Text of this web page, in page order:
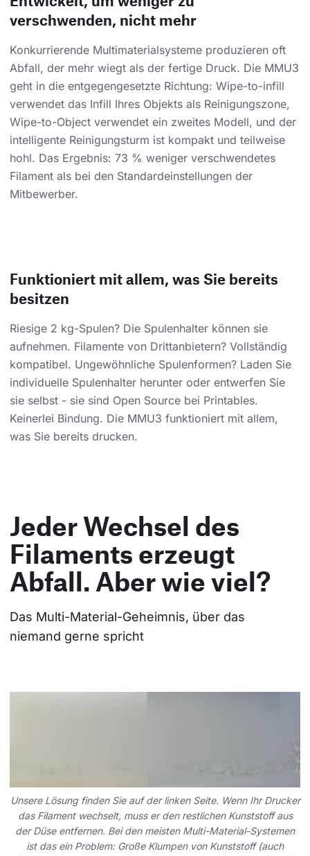
verschwenden, nicht mehr
Konkurrierende Multimaterialsysteme produzieren oft
Abfall, der mehr wiegt als der fertige Druck. Die MMU3
geht in die entgegengesetzte Richtung: Wipe-to-infill
verwendet das Infill Ihres Objekts als Reinigungszone,
Wipe-to-Object verwendet ein zweites Modell, und der
intelligente Reinigungsturm ist kompakt und teilweise
hohl. Das Ergebnis: 73 % weniger verschwendetes
Filament als bei den Standardeinstellungen der
Mitbewerber.
Funktioniert mit allem, was Sie bereits
besitzen
Riesige 2 kg-Spulen? Die Spulenhalter können sie
aufnehmen. Filamente von Drittanbietern? Vollständig
kompatibel. Ungewöhnliche Spulenformen? Laden Sie
individuelle Spulenhalter herunter oder entwerfen Sie
sie selbst - sie sind Open Source bei Printables.
Keinerlei Bindung. Die MMU3 funktioniert mit allem,
was Sie bereits drucken.
Jeder Wechsel des
Filaments erzeugt
Abfall. Aber wie viel?
Das Multi-Material-Geheimnis, über das
niemand gerne spricht
Unsere Lösung finden Sie auf der linken Seite. Wenn Ihr Drucker
das Filament wechselt, muss er den restlichen Kunststoff aus
der Düse entfernen. Bei den meisten Multi-Material-Systemen
ist das ein Problem: Große Klumpen von Kunststoff (auch